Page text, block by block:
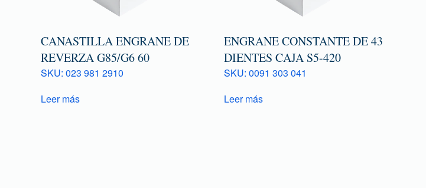
CANASTILLA ENGRANE DE
REVERZA G85/G6 60
SKU: 023 981 2910
Leer más
ENGRANE CONSTANTE DE 43
DIENTES CAJA S5-420
SKU: 0091 303 041
Leer más